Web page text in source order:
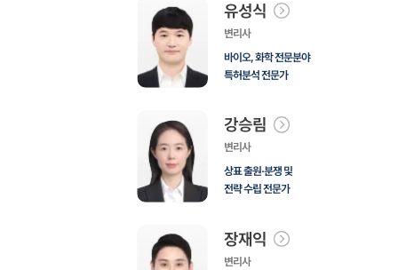
유성식
변리사
바이오, 화학 전문분야
특허분석 전문가
강승림
변리사
상표 출원·분쟁 및
전략 수립 전문가
장재익
변리사